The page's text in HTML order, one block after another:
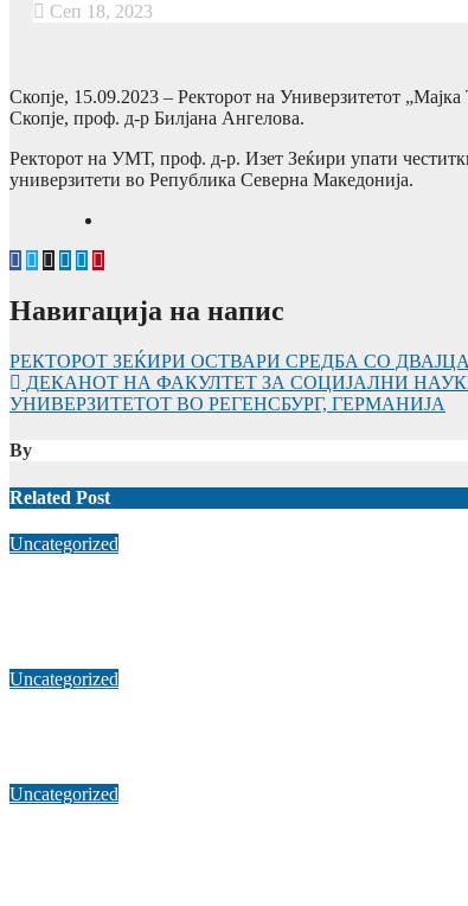
Сеп 18, 2023
Скопје, 15.09.2023 – Ректорот на Универзитетот
Скопје, проф. д-р Билјана Ангелова.
Ректорот на УМТ, проф. д-р. Изет Зеќири упати
универзитети во Република Северна Македонија.
Навигација на напис
РЕКТОРОТ ЗЕЌИРИ ОСТВАРИ СРЕДБА СО
ДЕКАНОТ НА ФАКУЛТЕТ ЗА СОЦИЈАЛНИ
УНИВЕРЗИТЕТОТ ВО РЕГЕНСБУРГ, ГЕРМАНИЈА
By
Related Post
Uncategorized
Uncategorized
Uncategorized